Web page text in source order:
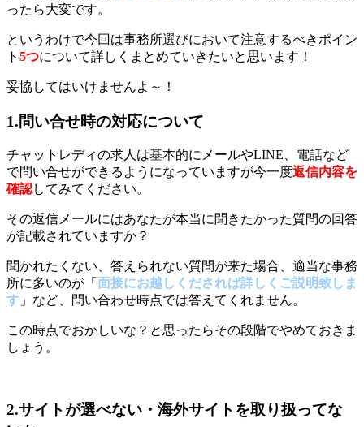
ったら大変です。
というわけで今回は事務所選びにおいて注意するべきポイン
ト 5つについて詳しくまとめていきたいと思います！
妥協してはいけませんよ～！
1.問い合せ時の対応について
チャットレディの求人は基本的にメールやLINE、電話など
で問い合せができるようになっていますが今一度返信内容を
確認してみてください。
その返信メールにはあなたが本当に聞きたかった質問の回答
が記載されていますか？
聞かれたくない、答えられない質問が来た場合、適当な事務
所に多いのが「 面接にお越しくだされば詳しくご説明致しま
す 」など、問い合わせ時点では答えてくれません。
この時点でおかしいな？と思ったらその段階でやめておきま
しょう。
2.サイトが選べない・海外サイトを取り扱ってな